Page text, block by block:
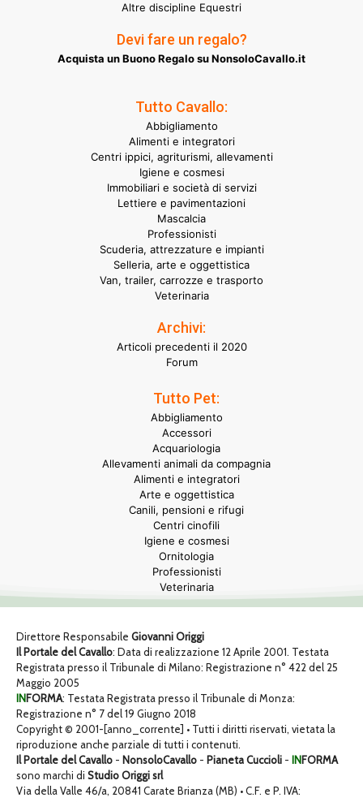
Altre discipline Equestri
Devi fare un regalo?
Acquista un Buono Regalo su NonsoloCavallo.it
Tutto Cavallo:
Abbigliamento
Alimenti e integratori
Centri ippici, agriturismi, allevamenti
Igiene e cosmesi
Immobiliari e società di servizi
Lettiere e pavimentazioni
Mascalcia
Professionisti
Scuderia, attrezzature e impianti
Selleria, arte e oggettistica
Van, trailer, carrozze e trasporto
Veterinaria
Archivi:
Articoli precedenti il 2020
Forum
Tutto Pet:
Abbigliamento
Accessori
Acquariologia
Allevamenti animali da compagnia
Alimenti e integratori
Arte e oggettistica
Canili, pensioni e rifugi
Centri cinofili
Igiene e cosmesi
Ornitologia
Professionisti
Veterinaria
Direttore Responsabile Giovanni Origgi
Il Portale del Cavallo: Data di realizzazione 12 Aprile 2001. Testata
Registrata presso il Tribunale di Milano: Registrazione n° 422 del 25
Maggio 2005
INFORMA: Testata Registrata presso il Tribunale di Monza:
Registrazione n° 7 del 19 Giugno 2018
Copyright © 2001-[anno_corrente] • Tutti i diritti riservati, vietata la
riproduzione anche parziale di tutti i contenuti.
Il Portale del Cavallo - NonsoloCavallo - Pianeta Cuccioli - INFORMA
sono marchi di Studio Origgi srl
Via della Valle 46/a, 20841 Carate Brianza (MB) • C.F. e P. IVA: